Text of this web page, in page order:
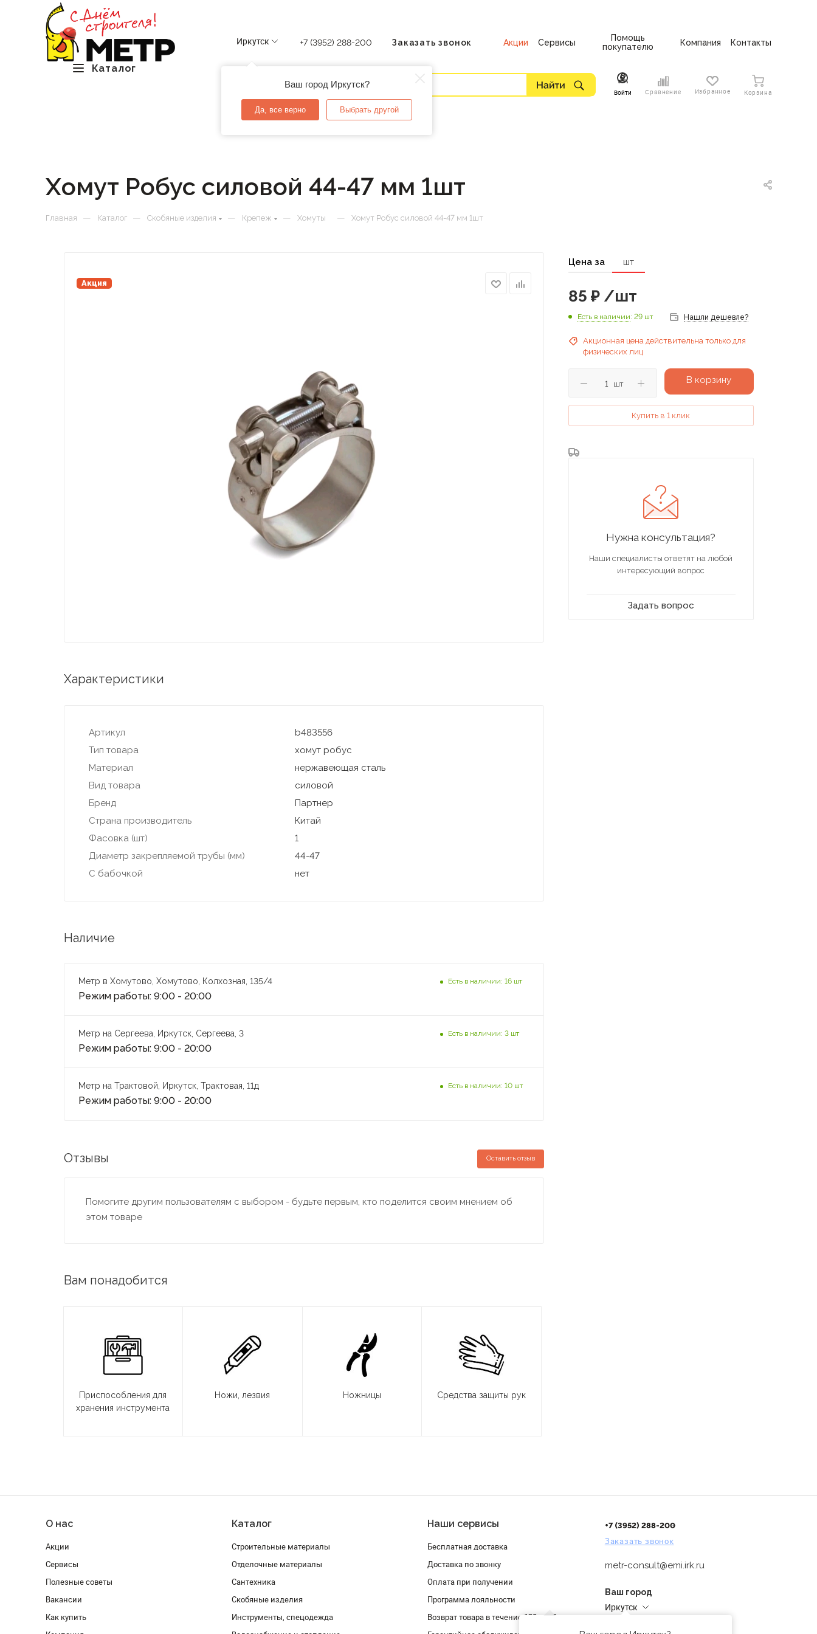
Каталог
Иркутск
Ваш город Иркутск?
Да, все верно Выбрать другой
+7 (3952) 288-200 Заказать звонок Акции Сервисы
Помощь
покупателю
Компания Контакты
Войти Сравнение Избранное Корзина
Хомут Робус силовой 44-47 мм 1шт
Главная — Каталог — Скобяные изделия — Крепеж — Хомуты — Хомут Робус силовой 44-47 мм 1шт
Акция
Характеристики
Артикул
b483556
Тип товара
хомут робус
Материал
нержавеющая сталь
Вид товара
силовой
Бренд
Партнер
Страна производитель
Китай
Фасовка (шт)
1
Диаметр закрепляемой трубы (мм)
44-47
С бабочкой
нет
Наличие
Метр в Хомутово, Хомутово, Колхозная, 135/4
Режим работы: 9:00 - 20:00
Есть в наличии: 16 шт
Метр на Сергеева, Иркутск, Сергеева, 3
Режим работы: 9:00 - 20:00
Есть в наличии: 3 шт
Метр на Трактовой, Иркутск, Трактовая, 11д
Режим работы: 9:00 - 20:00
Есть в наличии: 10 шт
Отзывы Оставить отзыв
Помогите другим пользователям с выбором - будьте первым, кто поделится своим мнением об
этом товаре
Вам понадобится
Приспособления для
хранения инструмента
Ножи, лезвия Ножницы Средства защиты рук
Цена за шт
85 ₽/шт
Есть в наличии: 29 шт Нашли дешевле?
Акционная цена действительна только для
физических лиц
шт В корзину
Купить в 1 клик
Нужна консультация?
Наши специалисты ответят на любой
интересующий вопрос
Задать вопрос
О нас
Акции
Сервисы
Полезные советы
Вакансии
Как купить
Каталог
Строительные материалы
Отделочные материалы
Сантехника
Скобяные изделия
Инструменты, спецодежда
Наши сервисы
Бесплатная доставка
Доставка по звонку
Оплата при получении
Программа лояльности
Возврат товара в течение 120 дней
+7 (3952) 288-200
Заказать звонок
metr-consult@emi.irk.ru
Ваш город
Иркутск